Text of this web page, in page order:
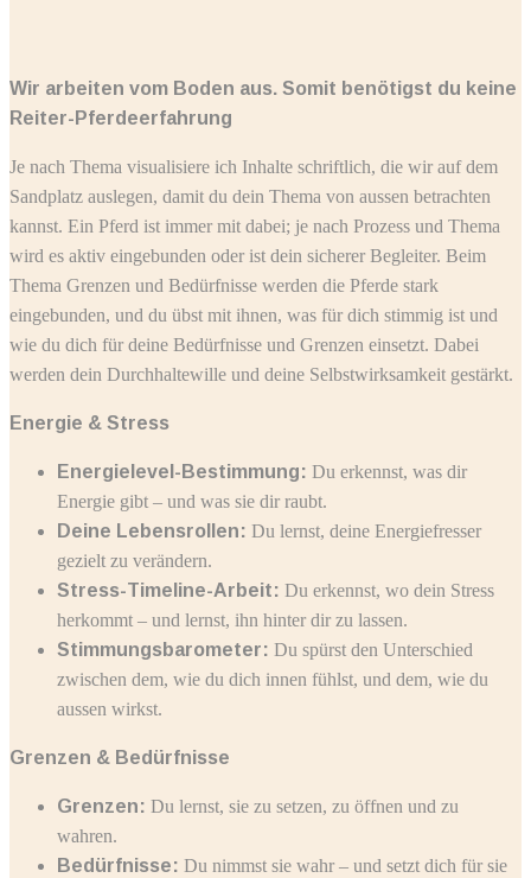
Wir arbeiten vom Boden aus. Somit benötigst du keine
Reiter-Pferdeerfahrung
Je nach Thema visualisiere ich Inhalte schriftlich, die wir auf dem
Sandplatz auslegen, damit du dein Thema von aussen betrachten
kannst. Ein Pferd ist immer mit dabei; je nach Prozess und Thema
wird es aktiv eingebunden oder ist dein sicherer Begleiter. Beim
Thema Grenzen und Bedürfnisse werden die Pferde stark
eingebunden, und du übst mit ihnen, was für dich stimmig ist und
wie du dich für deine Bedürfnisse und Grenzen einsetzt. Dabei
werden dein Durchhaltewille und deine Selbstwirksamkeit gestärkt.
Energie & Stress
Energielevel-Bestimmung: Du erkennst, was dir
Energie gibt – und was sie dir raubt.
Deine Lebensrollen: Du lernst, deine Energiefresser
gezielt zu verändern.
Stress-Timeline-Arbeit: Du erkennst, wo dein Stress
herkommt – und lernst, ihn hinter dir zu lassen.
Stimmungsbarometer: Du spürst den Unterschied
zwischen dem, wie du dich innen fühlst, und dem, wie du
aussen wirkst.
Grenzen & Bedürfnisse
Grenzen: Du lernst, sie zu setzen, zu öffnen und zu
wahren.
Bedürfnisse: Du nimmst sie wahr – und setzt dich für sie